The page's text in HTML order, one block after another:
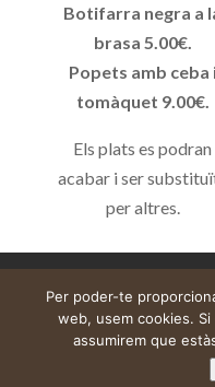
Botifarra negra a
brasa 5.00€.
Popets amb ceba
tomàquet 9.00€.
Els plats es podran
acabar i ser
per altres.
Web
Per poder-te
web, usem cookies.
assumirem que